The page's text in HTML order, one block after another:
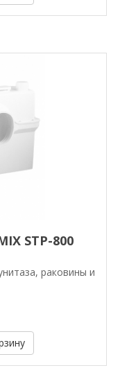
STP-800
раковины и